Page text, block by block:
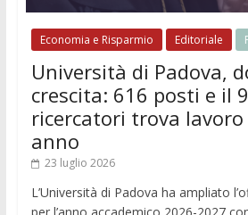
Economia e Risparmio Editoriale
Università di Padova,
crescita: 616 posti e il
ricercatori trova
anno
23 luglio 2026
L’Università di Padova ha ampliato
per l’anno accademico 2026-2027